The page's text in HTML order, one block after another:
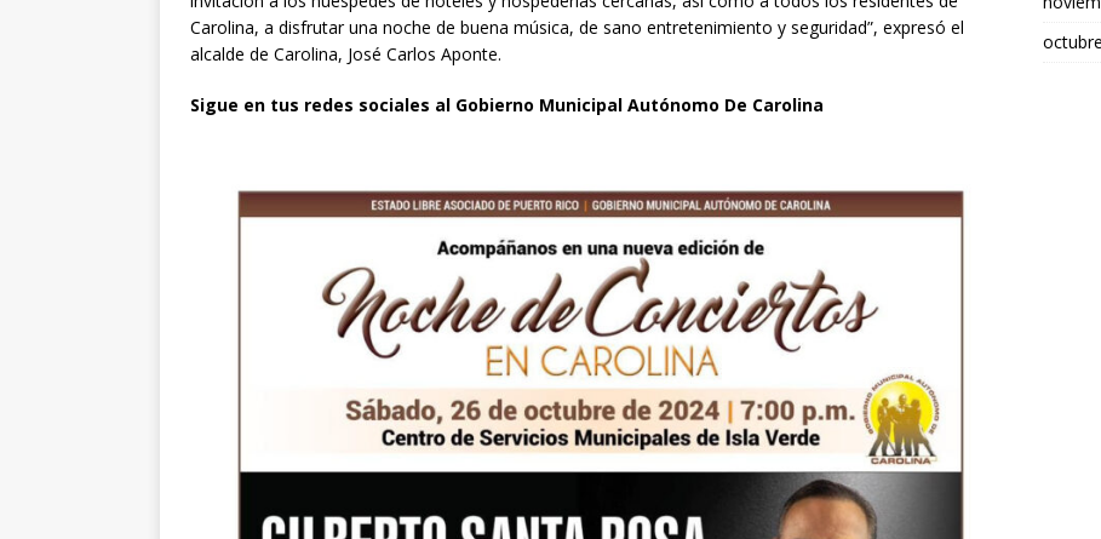
Carolina, a disfrutar una noche de buena música, de sano entretenimiento y seguridad”, expresó el
alcalde de Carolina, José Carlos Aponte.
Sigue en tus redes sociales al Gobierno Municipal Autónomo De Carolina